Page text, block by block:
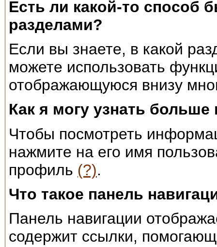
Есть ли какой-то способ
разделами?
Если вы знаете, в какой
можете использовать
отображающуюся внизу
Как я могу узнать
Чтобы посмотреть
нажмите на его имя
профиль (?).
Что такое панель
Панель навигации
содержит ссылки,